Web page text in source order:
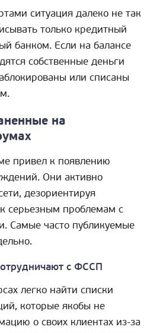
ситуация далеко не так
только кредитный
банком. Если на балансе
собственные деньги
или списаны
на
привел к появлению
Они активно
дезориентируя
серьезным проблемам с
Самые часто публикуемые
с ФССП
легко найти списки
которые якобы не
о своих клиентах из-за